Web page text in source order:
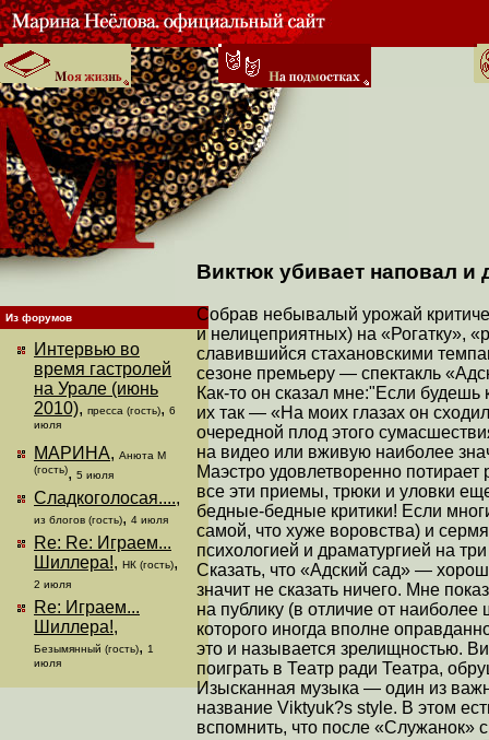
Из форумов
Интервью во
время гастролей
на Урале (июнь
2010), пресса (гость), 6
июля
МАРИНА, Анюта М
(гость), 5 июля
Сладкоголосая....,
из блогов (гость), 4 июля
Re: Re: Играем...
Шиллера!, НК (гость),
2 июля
Re: Играем...
Шиллера!,
Безымянный (гость), 1
июля
Виктюк убивает наповал и
Собрав небывалый урожай
и нелицеприятных) на «Рогатку»,
славившийся стахановскими
сезоне премьеру — спектакль
Как-то он сказал мне:"Если
их так — «На моих глазах он
очередной плод этого
на видео или вживую наиболее
Маэстро удовлетворенно
все эти приемы, трюки и уловки
бедные-бедные критики! Если
самой, что хуже воровства) и
психологией и драматургией на
Сказать, что «Адский сад» —
значит не сказать ничего. Мне
на публику (в отличие от
которого иногда вполне
это и называется зрелищностью.
поиграть в Театр ради Театра,
Изысканная музыка — один из
название Viktyuk?s style. В этом
вспомнить, что после «Служанок»